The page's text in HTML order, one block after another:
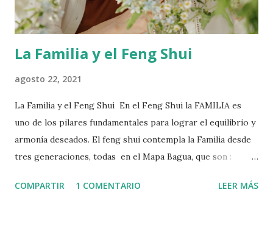
La Familia y el Feng Shui
agosto 22, 2021
La Familia y el Feng Shui En el Feng Shui la FAMILIA es
uno de los pilares fundamentales para lograr el equilibrio y
armonía deseados. El feng shui contempla la Familia desde
tres generaciones, todas en el Mapa Bagua, que son :
ANCESTRO, está ubicado en el sector ESTE y tiene una
COMPARTIR 1 COMENTARIO LEER MÁS